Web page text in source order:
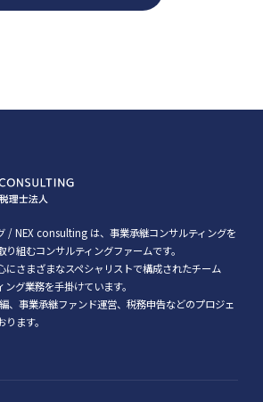
/ NEX consulting は、事業承継コンサルティングを
組むコンサルティングファームです。
にさまざまなスペシャリストで構成されたチーム
グ業務を手掛けています。
、事業承継ファンド運営、税務申告などのプロジェ
ます。